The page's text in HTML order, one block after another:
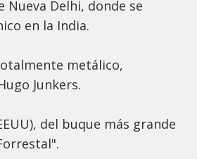
Nueva Delhi, donde se
en la India.
metálico,
Junkers.
del buque más grande